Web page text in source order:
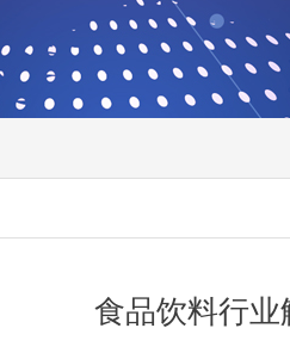
食品饮料行业